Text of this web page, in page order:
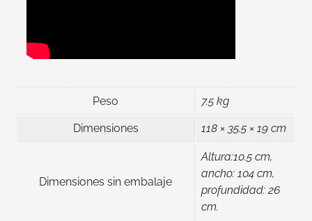
Peso 7.5 kg
Dimensiones 118 × 35.5 × 19 cm
Dimensiones sin embalaje
Altura:10.5 cm,
ancho: 104 cm,
profundidad: 26
cm.